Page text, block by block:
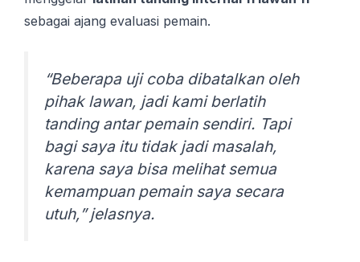
sebagai ajang evaluasi pemain.
“Beberapa uji coba dibatalkan oleh
pihak lawan, jadi kami berlatih
tanding antar pemain sendiri. Tapi
bagi saya itu tidak jadi masalah,
karena saya bisa melihat semua
kemampuan pemain saya secara
utuh,” jelasnya.